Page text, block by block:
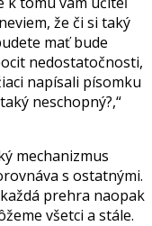
že či si taký
mať bude
nedostatočnosti,
napísali písomku
neschopný?,“
mechanizmus
s ostatnými.
prehra naopak
všetci a stále.